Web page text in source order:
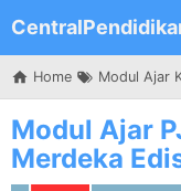
Home Modul Ajar
Modul Ajar
Merdeka